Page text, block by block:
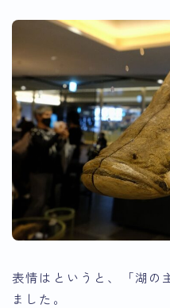
表情はというと、「湖の
ました。